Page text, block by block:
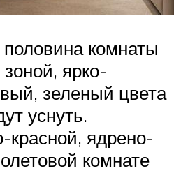
комнаты
ярко-
зеленый цвета
уснуть.
красной, ядрено-
комнате